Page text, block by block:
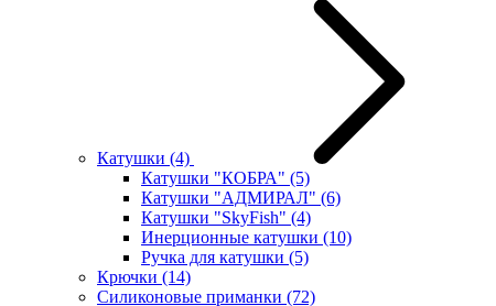
Катушки (4)
Катушки "КОБРА" (5)
Катушки "АДМИРАЛ" (6)
Катушки "SkyFish" (4)
Инерционные катушки (10)
Ручка для катушки (5)
Крючки (14)
Силиконовые приманки (72)